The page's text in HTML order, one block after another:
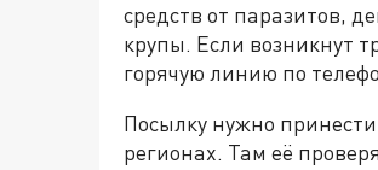
средств от паразитов,
крупы. Если возникнут
горячую линию по
Посылку нужно
регионах. Там её